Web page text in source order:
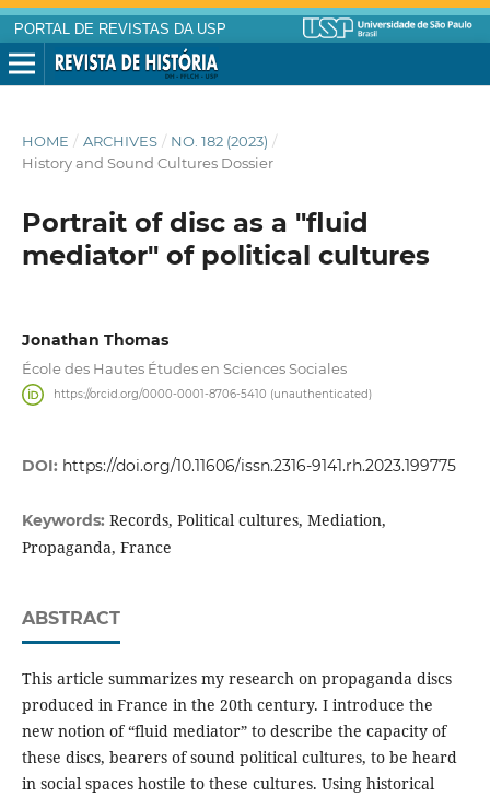
PORTAL DE REVISTAS DA USP
HOME / ARCHIVES / NO. 182 (2023) /
History and Sound Cultures Dossier
Portrait of disc as a "fluid
mediator" of political cultures
Jonathan Thomas
École des Hautes Études en Sciences Sociales
https://orcid.org/0000-0001-8706-5410 (unauthenticated)
DOI: https://doi.org/10.11606/issn.2316-9141.rh.2023.199775
Keywords: Records, Political cultures, Mediation,
Propaganda, France
ABSTRACT
This article summarizes my research on propaganda discs
produced in France in the 20th century. I introduce the
new notion of “fluid mediator” to describe the capacity of
these discs, bearers of sound political cultures, to be heard
in social spaces hostile to these cultures. Using historical